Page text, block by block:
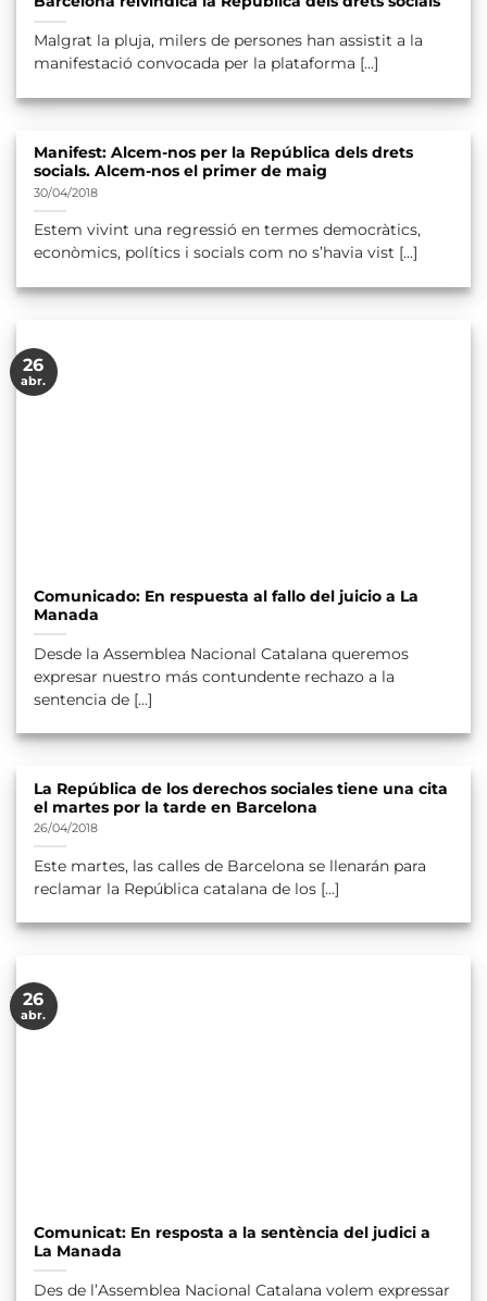
Malgrat la pluja, milers de persones han assistit a la
manifestació convocada per la plataforma [...]
Manifest: Alcem-nos per la República dels drets
socials. Alcem-nos el primer de maig
30/04/2018
Estem vivint una regressió en termes democràtics,
econòmics, polítics i socials com no s’havia vist [...]
Comunicado: En respuesta al fallo del juicio a La
Manada
Desde la Assemblea Nacional Catalana queremos
expresar nuestro más contundente rechazo a la
sentencia de [...]
26
abr.
La República de los derechos sociales tiene una cita
el martes por la tarde en Barcelona
26/04/2018
Este martes, las calles de Barcelona se llenarán para
reclamar la República catalana de los [...]
Comunicat: En resposta a la sentència del judici a
La Manada
Des de l’Assemblea Nacional Catalana volem expressar
26
abr.